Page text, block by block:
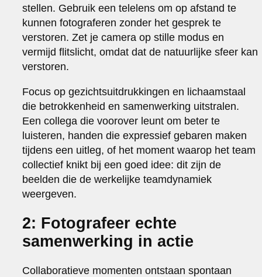
stellen. Gebruik een telelens om op afstand te
kunnen fotograferen zonder het gesprek te
verstoren. Zet je camera op stille modus en
vermijd flitslicht, omdat dat de natuurlijke sfeer kan
verstoren.
Focus op gezichtsuitdrukkingen en lichaamstaal
die betrokkenheid en samenwerking uitstralen.
Een collega die voorover leunt om beter te
luisteren, handen die expressief gebaren maken
tijdens een uitleg, of het moment waarop het team
collectief knikt bij een goed idee: dit zijn de
beelden die de werkelijke teamdynamiek
weergeven.
2: Fotografeer echte
samenwerking in actie
Collaboratieve momenten ontstaan spontaan